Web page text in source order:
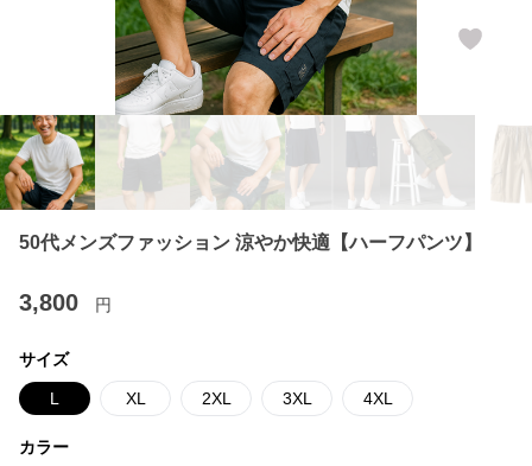
50代メンズファッション 涼やか快適【ハーフパンツ】
3,800 円
サイズ
L XL 2XL 3XL 4XL
カラー